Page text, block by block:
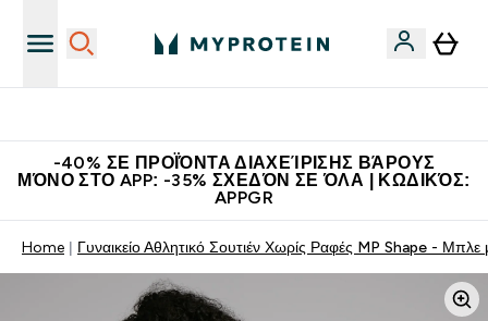
-40% ΣΕ ΠΡΟΪΌΝΤΑ ΔΙΑΧΕΊΡΙΣΗΣ ΒΆΡΟΥΣ
ΜΌΝΟ ΣΤΟ APP: -35% ΣΧΕΔΌΝ ΣΕ ΌΛΑ | ΚΩΔΙΚΌΣ:
APPGR
Home Γυναικείο Αθλητικό Σουτιέν Χωρίς Ραφές MP Shape - Μπλε